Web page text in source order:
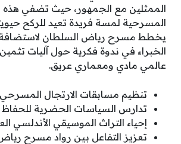
الممثلين مع الجمهور، حيث تضفي هذه
المسرحية لمسة فريدة تعيد للركح
يخطط مسرح رياض السلطان
الخبراء في ندوة فكرية حول آليات
عالمي مادي ومعماري عريق.
تنظيم مسابقات الارتجال
تدارس السياسات الحضرية
إحياء التراث الموسيقي الأندلسي
تعزيز التفاعل بين رواد مسرح